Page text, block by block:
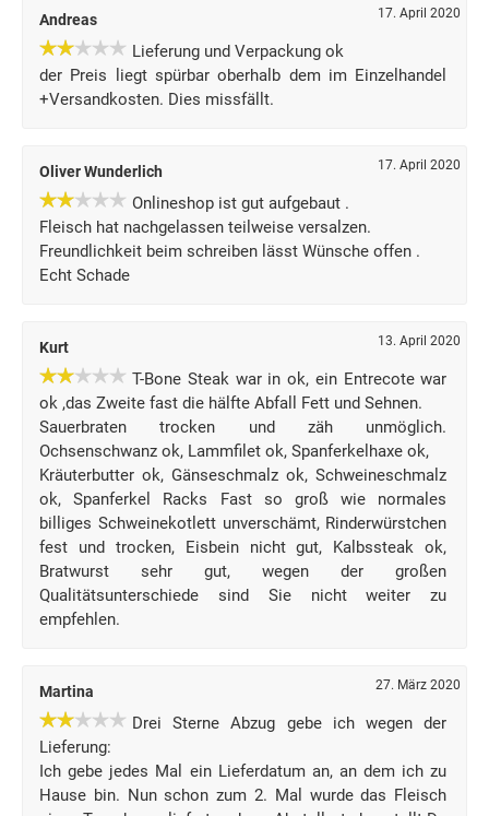
Andreas 17. April 2020
Lieferung und Verpackung ok
der Preis liegt spürbar oberhalb dem im Einzelhandel
+Versandkosten. Dies missfällt.
Oliver Wunderlich 17. April 2020
Onlineshop ist gut aufgebaut .
Fleisch hat nachgelassen teilweise versalzen.
Freundlichkeit beim schreiben lässt Wünsche offen .
Echt Schade
Kurt 13. April 2020
T-Bone Steak war in ok, ein Entrecote war
ok ,das Zweite fast die hälfte Abfall Fett und Sehnen.
Sauerbraten trocken und zäh unmöglich.
Ochsenschwanz ok, Lammfilet ok, Spanferkelhaxe ok,
Kräuterbutter ok, Gänseschmalz ok, Schweineschmalz
ok, Spanferkel Racks Fast so groß wie normales
billiges Schweinekotlett unverschämt, Rinderwürstchen
fest und trocken, Eisbein nicht gut, Kalbssteak ok,
Bratwurst sehr gut, wegen der großen
Qualitätsunterschiede sind Sie nicht weiter zu
empfehlen.
Martina 27. März 2020
Drei Sterne Abzug gebe ich wegen der
Lieferung:
Ich gebe jedes Mal ein Lieferdatum an, an dem ich zu
Hause bin. Nun schon zum 2. Mal wurde das Fleisch